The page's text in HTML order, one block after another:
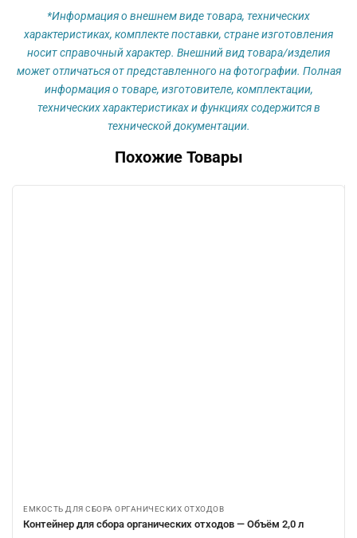
*Информация о внешнем виде товара, технических
характеристиках, комплекте поставки, стране изготовления
носит справочный характер. Внешний вид товара/изделия
может отличаться от представленного на фотографии. Полная
информация о товаре, изготовителе, комплектации,
технических характеристиках и функциях содержится в
технической документации.
Похожие Товары
ЕМКОСТЬ ДЛЯ СБОРА ОРГАНИЧЕСКИХ ОТХОДОВ
Контейнер для сбора органических отходов — Объём 2,0 л